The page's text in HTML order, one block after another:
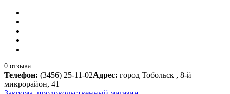
0 отзыва
Телефон: (3456) 25-11-02Адрес: город Тобольск , 8-й
микрорайон, 41